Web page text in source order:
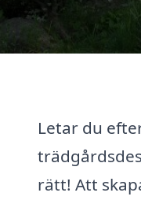
Letar du
rätt! Att